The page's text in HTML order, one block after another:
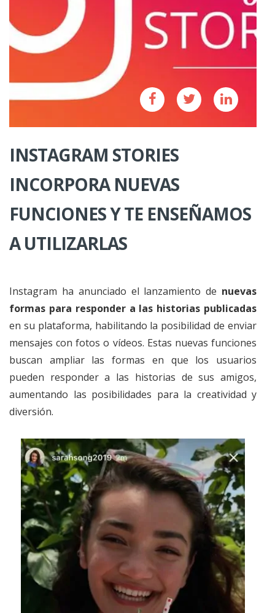
INSTAGRAM STORIES
INCORPORA NUEVAS
FUNCIONES Y TE ENSEÑAMOS
A UTILIZARLAS
Instagram ha anunciado el lanzamiento de nuevas
formas para responder a las historias publicadas
en su plataforma, habilitando la posibilidad de enviar
mensajes con fotos o vídeos. Estas nuevas funciones
buscan ampliar las formas en que los usuarios
pueden responder a las historias de sus amigos,
aumentando las posibilidades para la creatividad y
diversión.